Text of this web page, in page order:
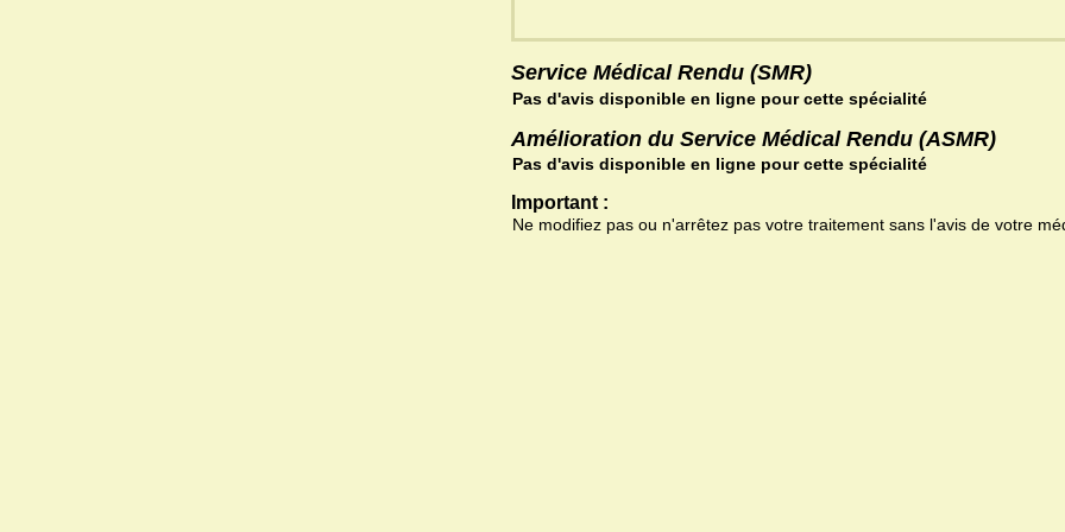
Service Médical Rendu (SMR)
Pas d'avis disponible en ligne pour cette spécialité
Amélioration du Service Médical Rendu (ASMR)
Pas d'avis disponible en ligne pour cette spécialité
Important :
Ne modifiez pas ou n'arrêtez pas votre traitement sans l'avis de votre